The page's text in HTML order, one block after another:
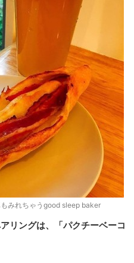
みれちゃうgood sleep baker
ングは、「パクチーベーコ